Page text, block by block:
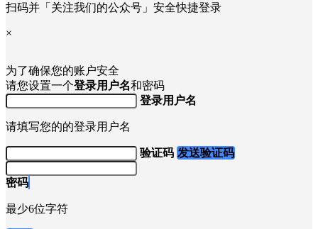
扫码并「关注我们的公众号」安全快捷登录
×
为了确保您的账户安全
请您设置一个登录用户名和密码
登录用户名
请填写您的的登录用户名
验证码 发送验证码
密码
最少6位字符